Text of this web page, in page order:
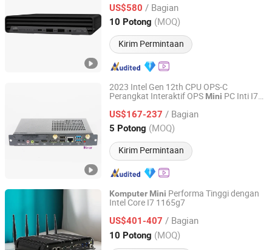
US$580 / Bagian
10 Potong (MOQ)
Kirim Permintaan
Guangdong, China Harga mulai 2022
2023 Intel Gen 12th CPU OPS-C
Perangkat Interaktif OPS Mini PC Inti I7
US$167-237 / Bagian
5 Potong (MOQ)
Kirim Permintaan
Dongguan Ikinor Technology Co., Ltd.
Guangdong, China Harga mulai 2022
Komputer Mini Performa Tinggi dengan
Intel Core I7 1165g7
US$401-407 / Bagian
10 Potong (MOQ)
Shenzhen Junfirer Technology Development Co., Ltd.
Guangdong, China Harga mulai 2013